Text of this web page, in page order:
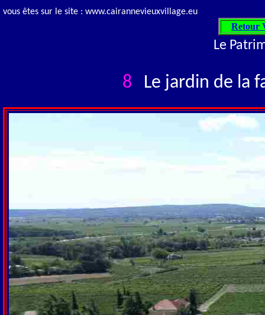
vous êtes sur le site : www.cairannevieuxvillage.eu
Retour
Le
8 Le jardin de la